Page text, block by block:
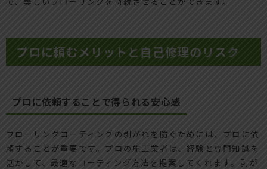
プロに頼むメリットと自己修理のリスク
プロに依頼することで得られる安心感
フローリングコーティングの剥がれを防ぐためには、プロに依
頼することが重要です。プロの施工業者は、経験と専門知識を
活かして、最適なコーティング方法を提案してくれます。剥が